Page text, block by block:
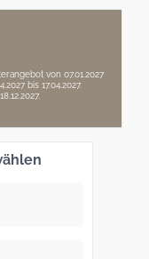
von 07.01.2027
bis 17.04.2027.